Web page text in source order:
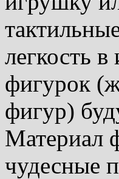
легкость
фигурок
фигур)
Материал
чудесные